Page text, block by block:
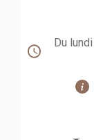
Du